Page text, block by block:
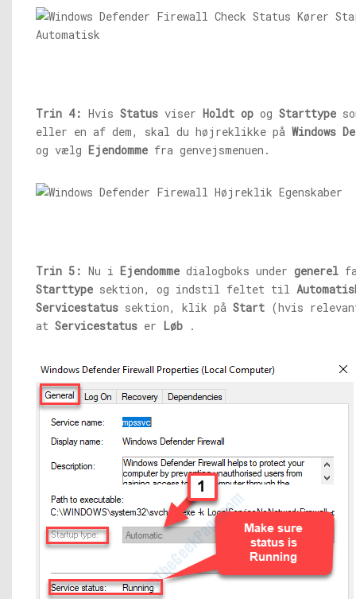
Trin 4: Hvis Status viser Holdt op og Starttype
eller en af ​​dem, skal du højreklikke på Windows
og vælg Ejendomme fra genvejsmenuen.
Trin 5: Nu i Ejendomme dialogboks under generel
Starttype sektion, og indstil feltet til
Servicestatus sektion, klik på Start (hvis
at Servicestatus er Løb .